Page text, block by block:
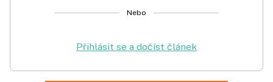
Nebo
Přihlásit se a dočíst článek